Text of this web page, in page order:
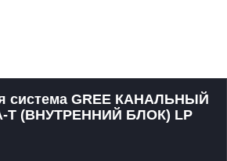
система GREE КАНАЛЬНЫЙ
T (ВНУТРЕННИЙ БЛОК) LP